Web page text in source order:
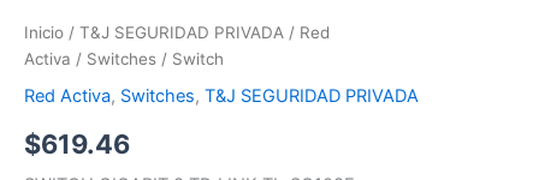
Inicio / T&J SEGURIDAD PRIVADA / Red
Activa / Switches / Switch
Red Activa, Switches, T&J SEGURIDAD PRIVADA
$619.46